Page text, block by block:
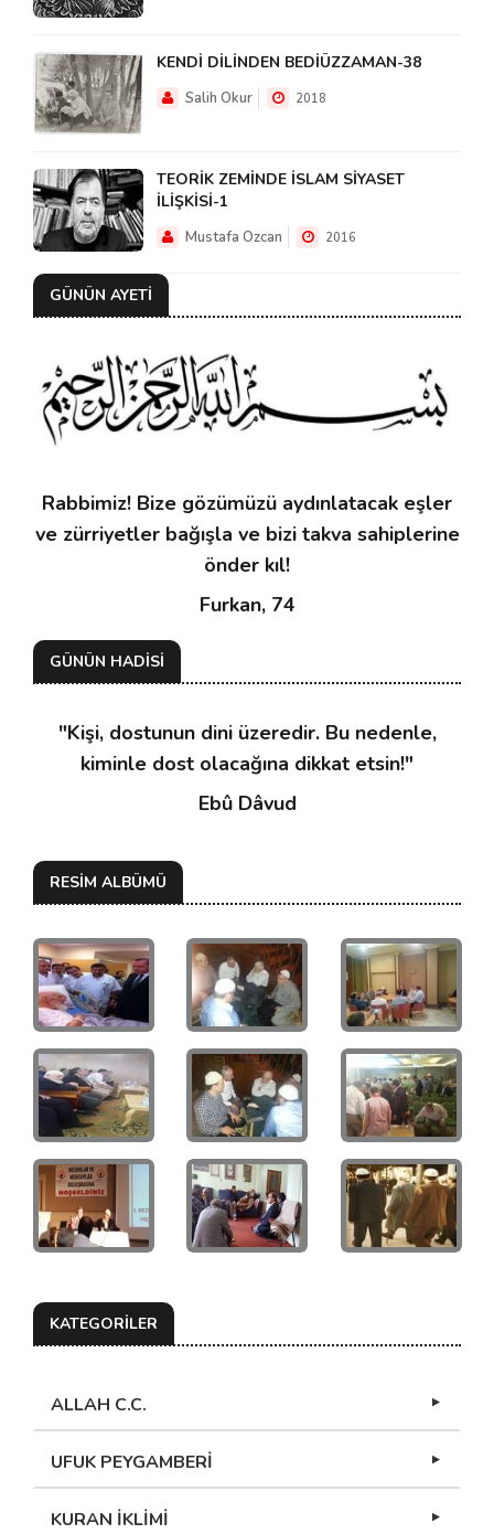
KENDİ DİLİNDEN BEDİÜZZAMAN-38
Salih Okur 2018
TEORİK ZEMİNDE İSLAM SİYASET
İLİŞKİSİ-1
Mustafa Ozcan 2016
GÜNÜN AYETİ
Rabbimiz! Bize gözümüzü aydınlatacak eşler
ve zürriyetler bağışla ve bizi takva sahiplerine
önder kıl!
Furkan, 74
GÜNÜN HADİSİ
"Kişi, dostunun dini üzeredir. Bu nedenle,
kiminle dost olacağına dikkat etsin!"
Ebû Dâvud
RESİM ALBÜMÜ
KATEGORİLER
ALLAH C.C.
UFUK PEYGAMBERİ
KURAN İKLİMİ